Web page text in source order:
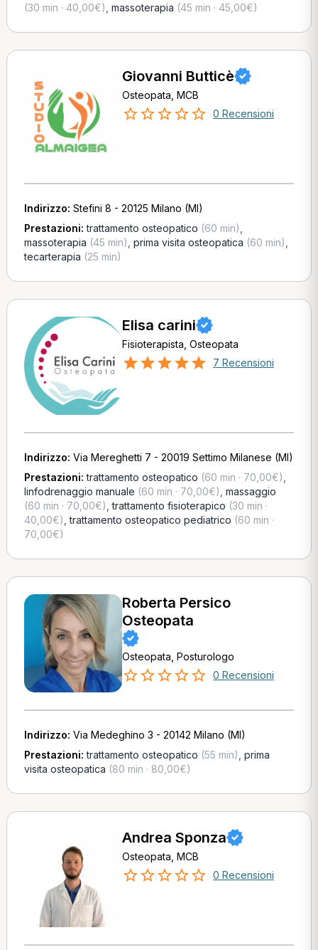
(30 min · 40,00€) massoterapia (45 min · 45,00€)
Giovanni Butticè
Osteopata, MCB
0 Recensioni
Indirizzo: Stefini 8 - 20125 Milano (MI)
Prestazioni:trattamento osteopatico (60 min)
massoterapia (45 min) prima visita osteopatica (60 min)
tecarterapia (25 min)
Elisa carini
Fisioterapista, Osteopata
7 Recensioni
Indirizzo: Via Mereghetti 7 - 20019 Settimo Milanese (MI)
Prestazioni:trattamento osteopatico (60 min · 70,00€)
linfodrenaggio manuale (60 min · 70,00€) massaggio
(60 min · 70,00€) ,trattamento fisioterapico (30 min ·
40,00€) ,trattamento osteopatico pediatrico (60 min ·
70,00€)
Roberta Persico
Osteopata
Osteopata, Posturologo
0 Recensioni
Indirizzo: Via Medeghino 3 - 20142 Milano (MI)
Prestazioni:trattamento osteopatico (55 min) prima
visita osteopatica (80 min · 80,00€)
Andrea Sponza
Osteopata, MCB
0 Recensioni